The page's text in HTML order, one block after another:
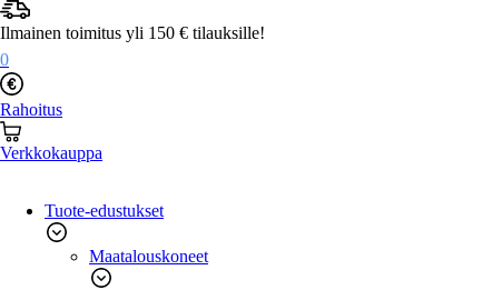
Mene
sisältöön
Ilmainen toimitus yli 150 € tilauksille!
0
Rahoitus
Verkkokauppa
Tuote-edustukset
Maatalouskoneet